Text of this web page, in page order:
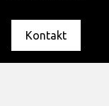
Kontakt